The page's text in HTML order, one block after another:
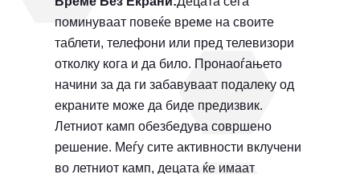
поминуваат повеќе време на своите
таблети, телефони или пред телевизори
отколку кога и да било. Пронаоѓањето
начини за да ги забавуваат подалеку од
екраните може да биде предизвик.
Летниот камп обезбедува совршено
решение. Меѓу сите активности вклучени
во летниот камп, децата ќе имаат